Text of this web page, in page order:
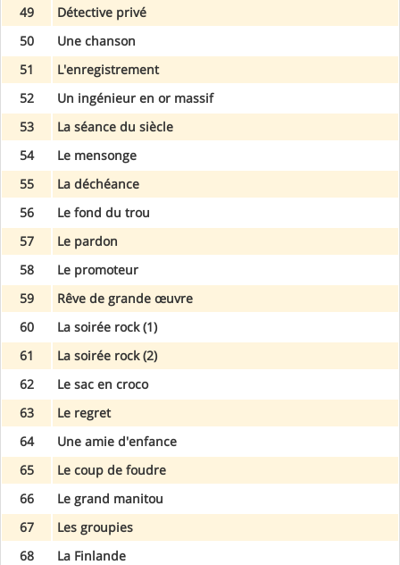
49
Détective privé
50
Une chanson
51
L'enregistrement
52
Un ingénieur en or massif
53
La séance du siècle
54
Le mensonge
55
La déchéance
56
Le fond du trou
57
Le pardon
58
Le promoteur
59
Rêve de grande œuvre
60
La soirée rock (1)
61
La soirée rock (2)
62
Le sac en croco
63
Le regret
64
Une amie d'enfance
65
Le coup de foudre
66
Le grand manitou
67
Les groupies
68
La Finlande